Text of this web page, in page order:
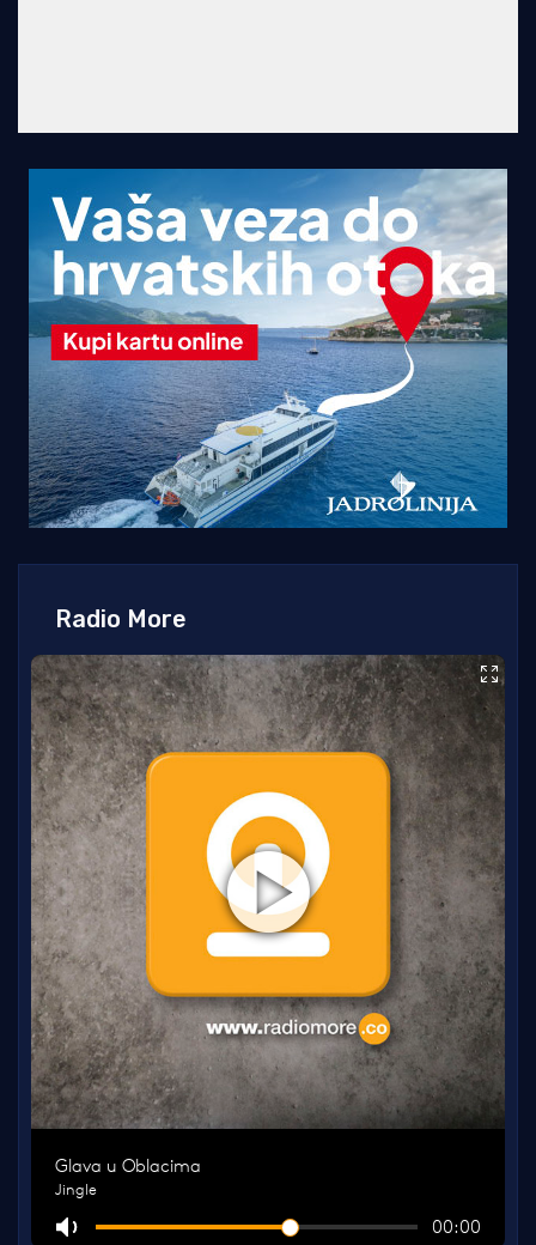
Radio More